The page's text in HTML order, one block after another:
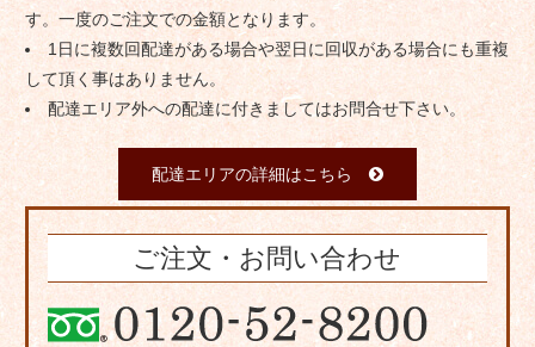
す。一度のご注文での金額となります。
1日に複数回配達がある場合や翌日に回収がある場合にも重複
して頂く事はありません。
配達エリア外への配達に付きましてはお問合せ下さい。
配達エリアの詳細はこちら
ご注文・お問い合わせ